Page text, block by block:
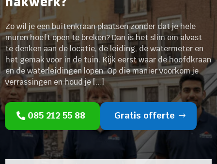
Zo wil je een buitenkraan plaatsen zonder dat je hele
muren hoeft open te breken? Dan is het slim om alvast
te denken aan de locatie, de leiding, de watermeter en
het gemak voor in de tuin. Kijk eerst waar de hoofdkraan
en de waterleidingen lopen. Op die manier voorkom je
verrassingen en houd je […]
085 212 55 88 Gratis offerte